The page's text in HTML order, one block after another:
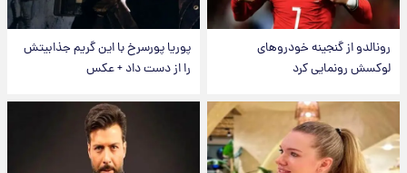
رونالدو از گنجینه خودروهای
لوکسش رونمایی کرد
پوریا پورسرخ با این گریم جذابیتش
را از دست داد + عکس